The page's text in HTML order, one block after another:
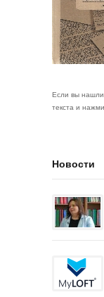
Если вы нашли
текста и
Новости